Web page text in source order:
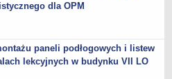
dla OPM
paneli podłogowych i listew
lekcyjnych w budynku VII LO